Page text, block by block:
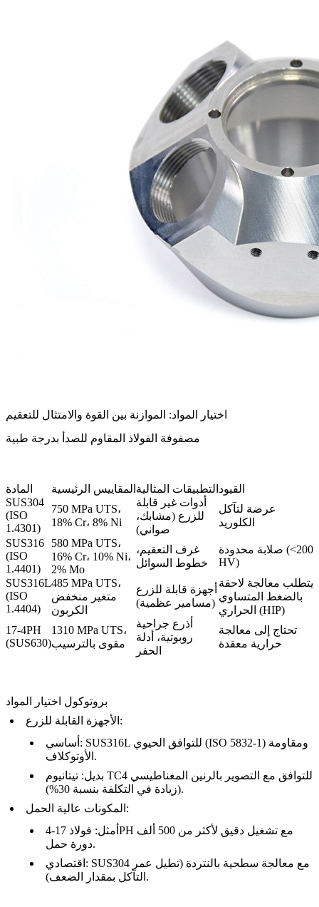
اختيار المواد: الموازنة بين القوة والامتثال للتعقيم
مصفوفة الفولاذ المقاوم للصدأ بدرجة طبية
المادة المقاييس الرئيسية التطبيقات المثالية القيود
SUS304
(ISO
1.4301)
750 MPa UTS،
18% Cr، 8% Ni
أدوات غير قابلة
للزرع (مشابك،
صواني)
عرضة لتآكل
الكلوريد
SUS316
(ISO
1.4401)
580 MPa UTS،
16% Cr، 10% Ni،
2% Mo
غرف التعقيم،
خطوط السوائل
صلابة محدودة (<200
HV)
SUS316L
(ISO
1.4404)
485 MPa UTS،
متغير منخفض
الكربون
أجهزة قابلة للزرع
(مسامير عظمية)
يتطلب معالجة لاحقة
بالضغط المتساوي
الحراري (HIP)
17-4PH
(SUS630)
1310 MPa UTS،
مقوى بالترسيب
أذرع جراحية
روبوتية، أدلة
الحفر
تحتاج إلى معالجة
حرارية معقدة
بروتوكول اختيار المواد
الأجهزة القابلة للزرع :
أساسي : SUS316L للتوافق الحيوي (ISO 5832-1) ومقاومة
الأوتوكلاف.
بديل: تيتانيوم TC4 للتوافق مع التصوير بالرنين المغناطيسي
(زيادة في التكلفة بنسبة 30%).
المكونات عالية الحمل :
أمثل
: فولاذ 17-4PH مع تشغيل دقيق لأكثر من 500 ألف
دورة حمل.
اقتصادي : SUS304 مع معالجة سطحية بالنتردة (تطيل عمر
التآكل بمقدار الضعف).